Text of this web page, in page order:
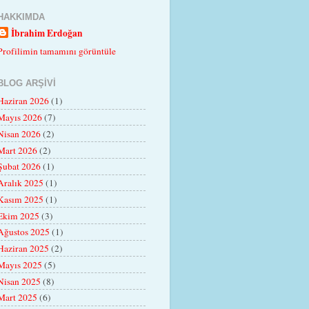
HAKKIMDA
İbrahim Erdoğan
tamamını görüntüle
BLOG ARŞIVI
2026(1)
2026(7)
2026(2)
2026(2)
2026(1)
2025 (1)
2025 (1)
2025 (3)
2025 (1)
2025 (2)
2025 (5)
2025 (8)
2025 (6)